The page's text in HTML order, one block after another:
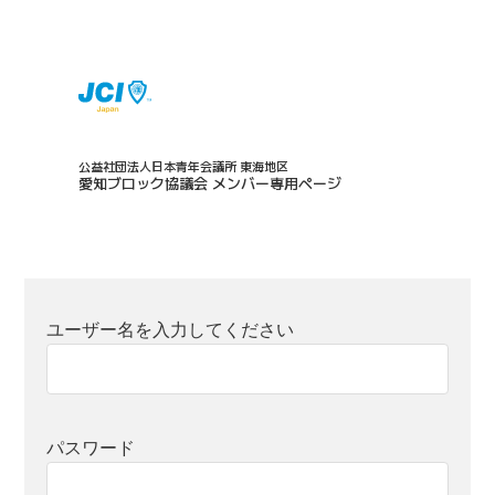
公益社団法人日本青年会議所 東海地区
愛知ブロック協議会 メンバー専用ページ
ユーザー名を入力してください
パスワード